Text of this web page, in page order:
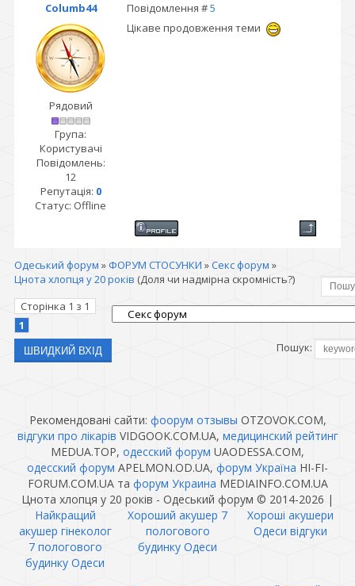
Columb44 Повідомлення #5
Рядовий
Група:
Користувачі
Повідомлень:
12
Репутація: 0
Статус: Offline
Цікаве продовження теми
Одеський форум » ФОРУМ СТОСУНКИ »Секс форум »
Цнота хлопця у 20 років (Доля чи надмірна скромність?)
Сторінка 1 з 1
1
Пошук:
Рекомендовані сайти: фоорум отзывы OTZOVOK.COM,
відгуки про лікарів VIDGOOK.COM.UA, медицинский рейтинг
MEDUA.TOP, одесский форум UAODESSA.COM,
одесский форум APELMON.OD.UA, форум Україна HI-FI-
FORUM.COM.UA та форум Украина MEDIAINFO.COM.UA
Цнота хлопця у 20 років - Одеський форум © 2014-2026 |
Найкращий
акушер гінеколог
7 пологового
будинку Одеси
Хороший акушер 7
пологового
будинку Одеси
Хороші акушери
Одеси відгуки